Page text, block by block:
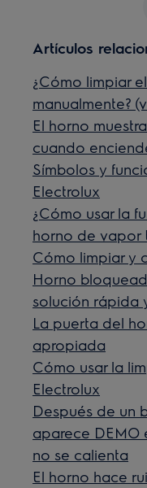
Artículos
¿Cómo limpiar
manualmente?
El horno
cuando
Símbolos y
Electrolux
¿Cómo usar la
horno de vapor
Cómo limpiar y
Horno
solución rápida
La puerta del
apropiada
Cómo usar la
Electrolux
Después de un
aparece DEMO
no se calienta
El horno hace